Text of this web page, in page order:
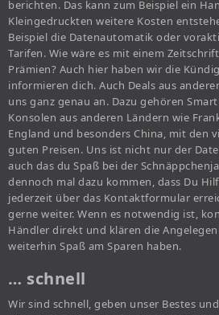
berichten. Das kann zum Beispiel ein
Kleingedruckten weitere Kosten
Beispiel die Datenautomatik oder
Tarifen. Wie wäre es mit einem
Prämien? Auch hier haben wir die
informieren dich. Auch Deals aus
uns ganz genau an. Dazu gehören
Konsolen aus anderen Ländern wie
England und besonders China, mit den
guten Preisen. Uns ist nicht nur der
auch das du Spaß bei der
dennoch mal dazu kommen, dass Du
jederzeit über das Kontaktformular
gerne weiter. Wenn es notwendig ist,
Händler direkt und klären die
weiterhin Spaß am Sparen haben.
… schnell
Wir sind schnell, geben unser Bestes